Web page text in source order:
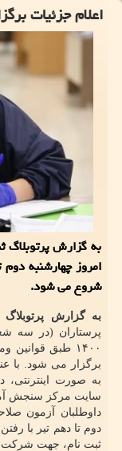
اعلام جزئیات
به گزارش
امروز چهارشنبه
شروع می شود.
به گزارش پرتوبلاگ
پرستاران (در سه
۱۴۰۰ طبق
برگزار می شود. با
به صورت اینترنتی،
سایت مرکز سنجش
داوطلبان آزمون
دوم تا دهم تیر با
ثبت نام، جهت شرکت